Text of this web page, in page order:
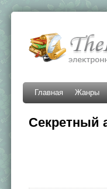
Главная Жанры
Секретный